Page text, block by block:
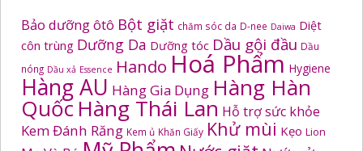
Bảo dưỡng ôtô Bột giặt chăm sóc da D-nee Daiwa Diệt
côn trùng Dưỡng Da Dưỡng tóc Dầu gội đầu Dầu
nóng Dầu xả Essence Hando Hoá Phẩm Hygiene
Hàng AU Hàng Gia Dụng Hàng Hàn
Quốc Hàng Thái Lan Hỗ trợ sức khỏe
Kem Đánh Răng Kem ủ Khăn Giấy Khử mùi Kẹo Lion